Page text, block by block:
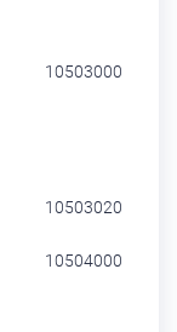
10503000
10503020
10504000